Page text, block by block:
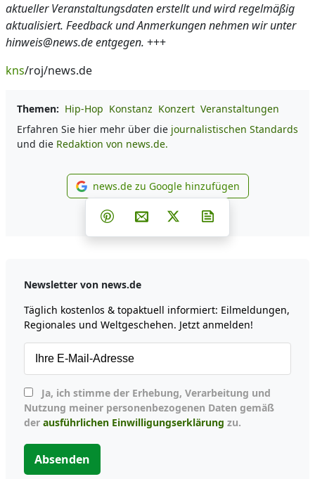
aktueller Veranstaltungsdaten erstellt und wird regelmäßig
aktualisiert. Feedback und Anmerkungen nehmen wir unter
hinweis@news.de entgegen. +++
kns/roj/news.de
Themen: Hip-Hop Konstanz Konzert Veranstaltungen
Erfahren Sie hier mehr über die journalistischen Standards
und die Redaktion von news.de.
news.de zu Google
news.de zu Google hinzufügen
Teilen auf Facebook
Teilen auf Whatsapp
Teilen auf Telegram
Teilen auf Pinterest
Per E-Mail teilen
Post auf X
Newsletter von news.de
Täglich kostenlos & topaktuell informiert: Eilmeldungen,
Regionales und Weltgeschehen. Jetzt anmelden!
Nutzung meiner personenbezogenen Daten gemäß
der ausführlichen Einwilligungserklärung zu.
Absenden